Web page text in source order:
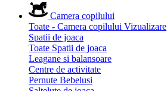
Camera copilului
Toate - Camera copilului Vizualizare
Spatii de joaca
Toate Spatii de joaca
Leagane si balansoare
Centre de activitate
Pernute Bebelusi